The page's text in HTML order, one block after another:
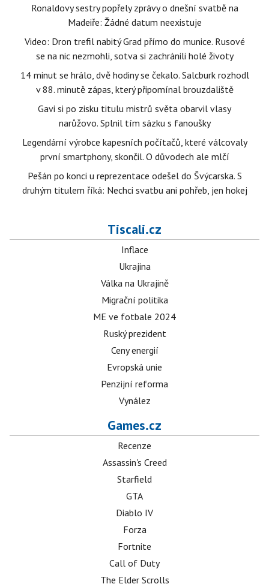
Ronaldovy sestry popřely zprávy o dnešní svatbě na
Madeiře: Žádné datum neexistuje
Video: Dron trefil nabitý Grad přímo do munice. Rusové
se na nic nezmohli, sotva si zachránili holé životy
14 minut se hrálo, dvě hodiny se čekalo. Salcburk rozhodl
v 88. minutě zápas, který připomínal brouzdaliště
Gavi si po zisku titulu mistrů světa obarvil vlasy
narůžovo. Splnil tím sázku s fanoušky
Legendární výrobce kapesních počítačů, které válcovaly
první smartphony, skončil. O důvodech ale mlčí
Pešán po konci u reprezentace odešel do Švýcarska. S
druhým titulem říká: Nechci svatbu ani pohřeb, jen hokej
Tiscali.cz
Inflace
Ukrajina
Válka na Ukrajině
Migrační politika
ME ve fotbale 2024
Ruský prezident
Ceny energií
Evropská unie
Penzijní reforma
Vynález
Games.cz
Recenze
Assassin's Creed
Starfield
GTA
Diablo IV
Forza
Fortnite
Call of Duty
The Elder Scrolls